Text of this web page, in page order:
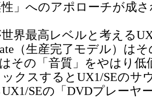
性」へのアポローチが成
界最高レベルと考える
（生産完了モデル）は
その「音質」をやはり
クスするとUX1/SEのサ
SEの「DVDプレーヤ